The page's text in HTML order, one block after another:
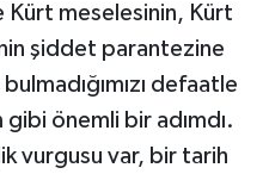
Kürt meselesinin, Kürt
şiddet parantezine
defaatle
önemli bir adımdı.
vurgusu var, bir tarih